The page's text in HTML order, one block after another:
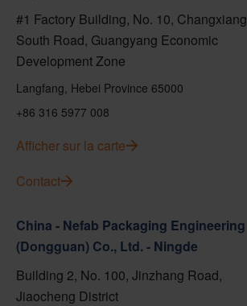
#1 Factory Building, No. 10, Changxiang
South Road, Guangyang Economic
Development Zone
Langfang, Hebei Province 65000
+86 316 5977 008
Afficher sur la carte
Contact
China - Nefab Packaging Engineering
(Dongguan) Co., Ltd. - Ningde
Building 2, No. 100, Jinzhang Road,
Jiaocheng District